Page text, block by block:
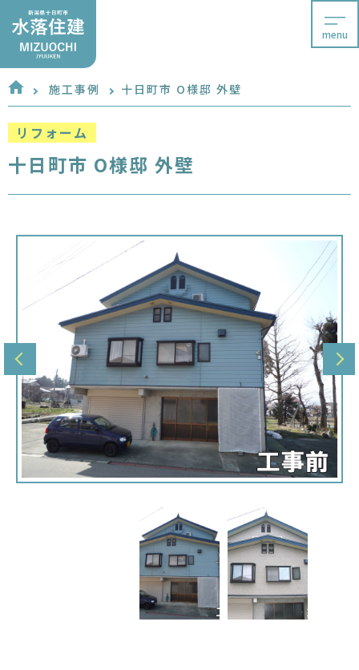
menu
施工事例 十日町市 O様邸 外壁
リフォーム
十日町市 O様邸 外壁